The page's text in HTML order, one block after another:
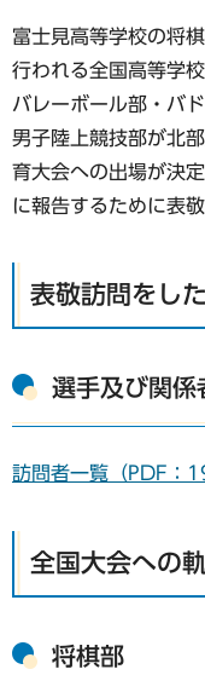
富士見高等学校の将
行われる全国高等学
バレーボール部・バ
男子陸上競技部が北
育大会への出場が決
に報告するために表
表敬訪問をし
選手及び関係
訪問者一覧（PDF：
全国大会への
将棋部